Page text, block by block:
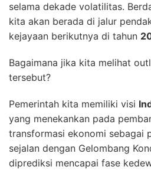
selama dekade volatilitas.
kita akan berada di jalur
kejayaan berikutnya di tahun
Bagaimana jika kita melihat
tersebut?
Pemerintah kita memiliki visi
yang menekankan pada
transformasi ekonomi sebagai
sejalan dengan Gelombang
diprediksi mencapai fase